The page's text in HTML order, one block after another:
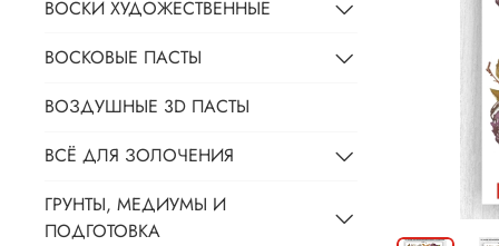
ВОСКИ ХУДОЖЕСТВЕННЫЕ
ВОСКОВЫЕ ПАСТЫ
ВОЗДУШНЫЕ 3D ПАСТЫ
ВСЁ ДЛЯ ЗОЛОЧЕНИЯ
ГРУНТЫ, МЕДИУМЫ И
ПОДГОТОВКА